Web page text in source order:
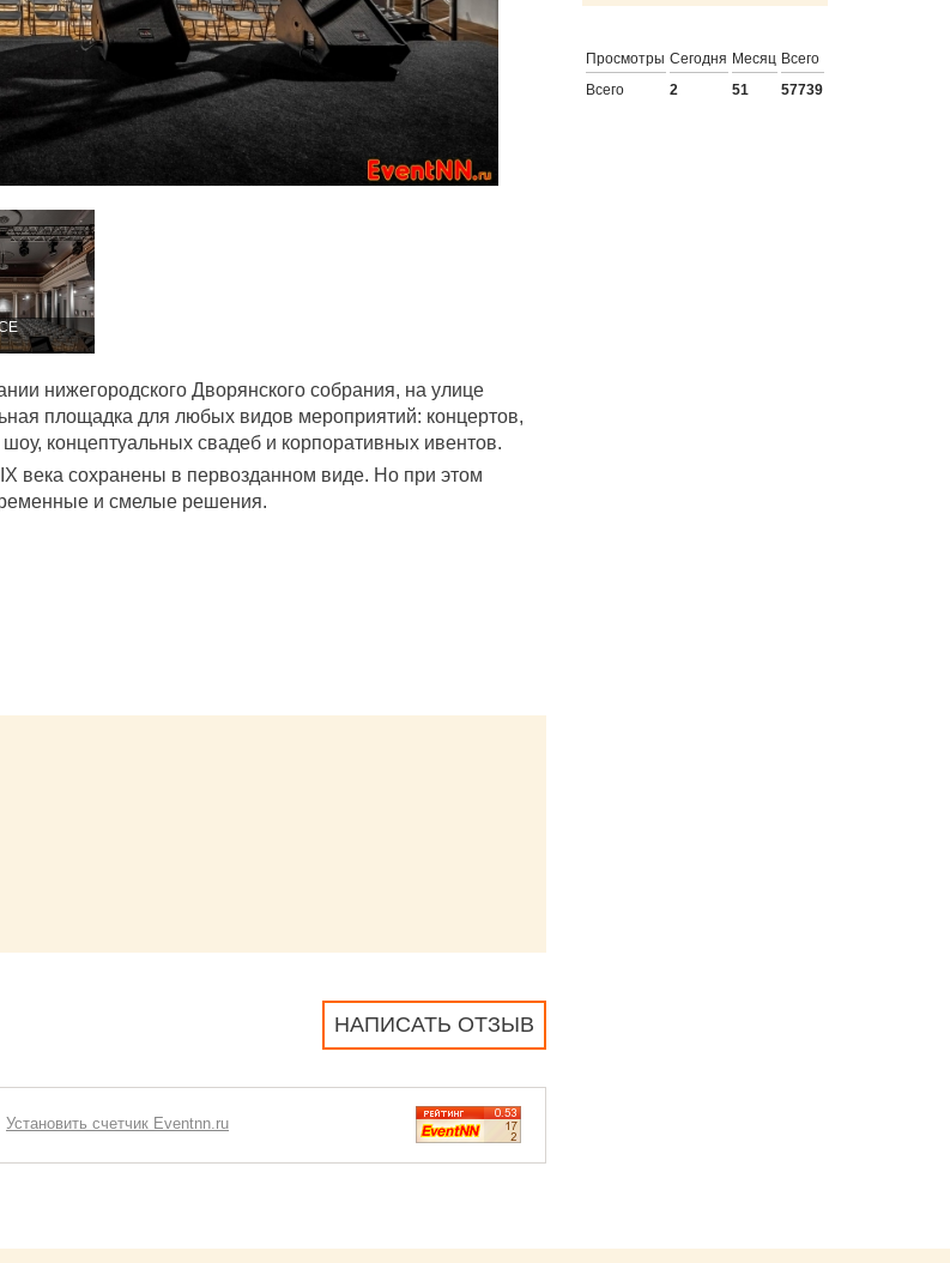
нижегородского Дворянского собрания, на улице
площадка для любых видов мероприятий: концертов,
концептуальных свадеб и корпоративных ивентов.
века сохранены в первозданном виде. Но при этом
и смелые решения.
НАПИСАТЬ ОТЗЫВ
Установить счетчик Eventnn.ru
Просмотры Сегодня Месяц Всего
Всего
2 51 57739